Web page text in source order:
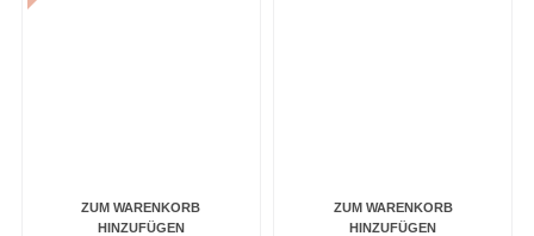
ZUM WARENKORB
HINZUFÜGEN
ZUM WARENKORB
HINZUFÜGEN